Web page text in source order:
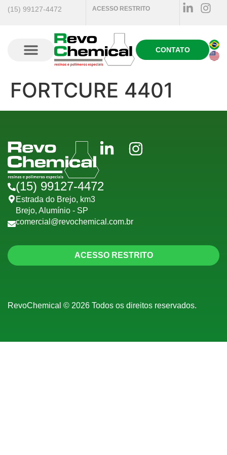
(15) 99127-4472 ACESSO RESTRITO
CONTATO
FORTCURE 4401
(15) 99127-4472
Estrada do Brejo, km3
Brejo, Alumínio - SP
comercial@revochemical.com.br
ACESSO RESTRITO
RevoChemical © 2026 Todos os direitos reservados.